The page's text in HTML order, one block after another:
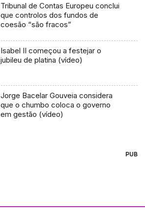
Tribunal de Contas Europeu conclui
que controlos dos fundos de
coesão “são fracos”
Isabel II começou a festejar o
jubileu de platina (vídeo)
Jorge Bacelar Gouveia considera
que o chumbo coloca o governo
em gestão (vídeo)
PUB